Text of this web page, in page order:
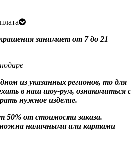
занимает от 7 до 21
из указанных регионов, то для
в наш шоу-рум, ознакомиться с
нужное изделие.
50% от стоимости заказа.
наличными или картами